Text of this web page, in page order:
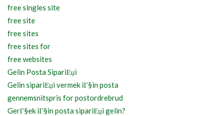
free singles site
free site
free sites
free sites for
free websites
Gelin Posta SipariЕџi
Gelin sipariЕџi vermek iГ§in posta
gennemsnitspris for postordrebrud
GerГ§ek iГ§in posta sipariЕџi gelin?